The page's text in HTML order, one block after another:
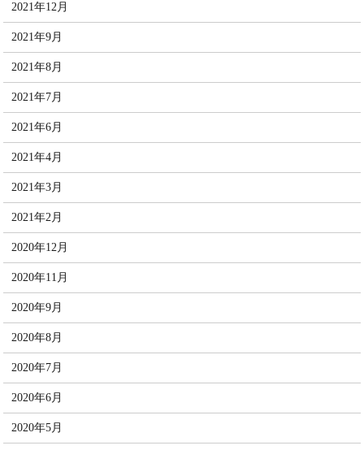
2021年12月
2021年9月
2021年8月
2021年7月
2021年6月
2021年4月
2021年3月
2021年2月
2020年12月
2020年11月
2020年9月
2020年8月
2020年7月
2020年6月
2020年5月